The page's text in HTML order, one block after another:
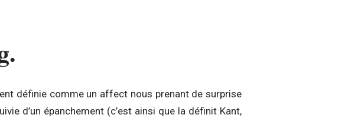
définie comme un affect nous prenant de surprise
d’un épanchement (c’est ainsi que la définit Kant,